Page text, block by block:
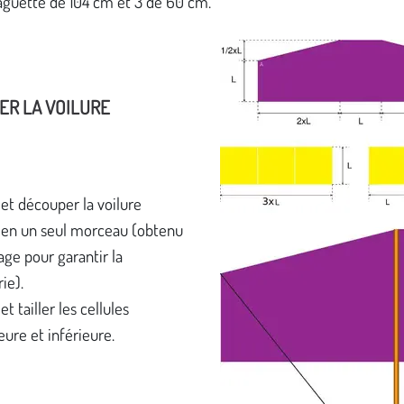
LA VOILURE
découper la voilure
en un seul morceau (obtenu
pour garantir la
tailler les cellules
et inférieure.